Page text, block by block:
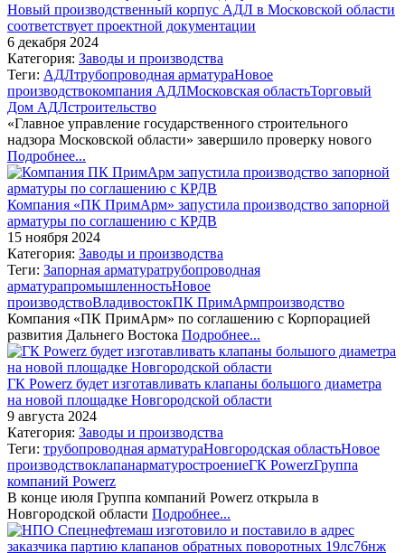
Новый производственный корпус АДЛ в Московской области
соответствует проектной документации
6 декабря 2024
Категория: Заводы и производства
Теги: АДЛтрубопроводная арматураНовое
производствокомпания АДЛМосковская областьТорговый
Дом АДЛстроительство
«Главное управление государственного строительного
надзора Московской области» завершило проверку нового
Подробнее...
Компания «ПК ПримАрм» запустила производство запорной
арматуры по соглашению с КРДВ
15 ноября 2024
Категория: Заводы и производства
Теги: Запорная арматуратрубопроводная
арматурапромышленностьНовое
производствоВладивостокПК ПримАрмпроизводство
Компания «ПК ПримАрм» по соглашению с Корпорацией
развития Дальнего Востока Подробнее...
ГК Powerz будет изготавливать клапаны большого диаметра
на новой площадке Новгородской области
9 августа 2024
Категория: Заводы и производства
Теги: трубопроводная арматураНовгородская областьНовое
производствоклапанарматуростроениеГК PowerzГруппа
компаний Powerz
В конце июля Группа компаний Powerz открыла в
Новгородской области Подробнее...